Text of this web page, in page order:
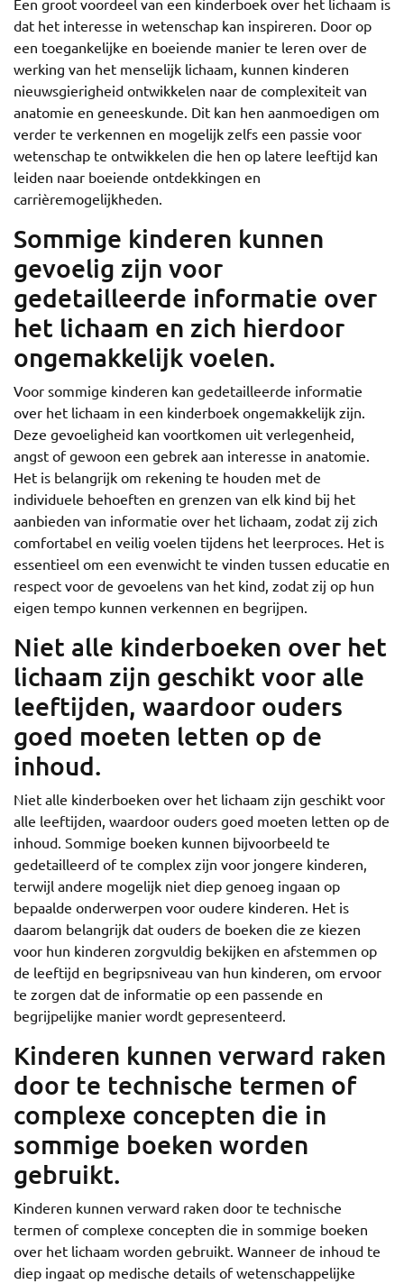
Een groot voordeel van een kinderboek over het lichaam is
dat het interesse in wetenschap kan inspireren. Door op
een toegankelijke en boeiende manier te leren over de
werking van het menselijk lichaam, kunnen kinderen
nieuwsgierigheid ontwikkelen naar de complexiteit van
anatomie en geneeskunde. Dit kan hen aanmoedigen om
verder te verkennen en mogelijk zelfs een passie voor
wetenschap te ontwikkelen die hen op latere leeftijd kan
leiden naar boeiende ontdekkingen en
carrièremogelijkheden.
Sommige kinderen kunnen
gevoelig zijn voor
gedetailleerde informatie over
het lichaam en zich hierdoor
ongemakkelijk voelen.
Voor sommige kinderen kan gedetailleerde informatie
over het lichaam in een kinderboek ongemakkelijk zijn.
Deze gevoeligheid kan voortkomen uit verlegenheid,
angst of gewoon een gebrek aan interesse in anatomie.
Het is belangrijk om rekening te houden met de
individuele behoeften en grenzen van elk kind bij het
aanbieden van informatie over het lichaam, zodat zij zich
comfortabel en veilig voelen tijdens het leerproces. Het is
essentieel om een evenwicht te vinden tussen educatie en
respect voor de gevoelens van het kind, zodat zij op hun
eigen tempo kunnen verkennen en begrijpen.
Niet alle kinderboeken over het
lichaam zijn geschikt voor alle
leeftijden, waardoor ouders
goed moeten letten op de
inhoud.
Niet alle kinderboeken over het lichaam zijn geschikt voor
alle leeftijden, waardoor ouders goed moeten letten op de
inhoud. Sommige boeken kunnen bijvoorbeeld te
gedetailleerd of te complex zijn voor jongere kinderen,
terwijl andere mogelijk niet diep genoeg ingaan op
bepaalde onderwerpen voor oudere kinderen. Het is
daarom belangrijk dat ouders de boeken die ze kiezen
voor hun kinderen zorgvuldig bekijken en afstemmen op
de leeftijd en begripsniveau van hun kinderen, om ervoor
te zorgen dat de informatie op een passende en
begrijpelijke manier wordt gepresenteerd.
Kinderen kunnen verward raken
door te technische termen of
complexe concepten die in
sommige boeken worden
gebruikt.
Kinderen kunnen verward raken door te technische
termen of complexe concepten die in sommige boeken
over het lichaam worden gebruikt. Wanneer de inhoud te
diep ingaat op medische details of wetenschappelijke